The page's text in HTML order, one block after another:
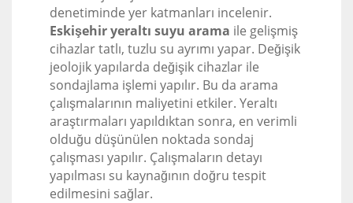
denetiminde yer katmanları incelenir.
Eskişehir yeraltı suyu arama ile gelişmiş
cihazlar tatlı, tuzlu su ayrımı yapar. Değişik
jeolojik yapılarda değişik cihazlar ile
sondajlama işlemi yapılır. Bu da arama
çalışmalarının maliyetini etkiler. Yeraltı
araştırmaları yapıldıktan sonra, en verimli
olduğu düşünülen noktada sondaj
çalışması yapılır. Çalışmaların detayı
yapılması su kaynağının doğru tespit
edilmesini sağlar.